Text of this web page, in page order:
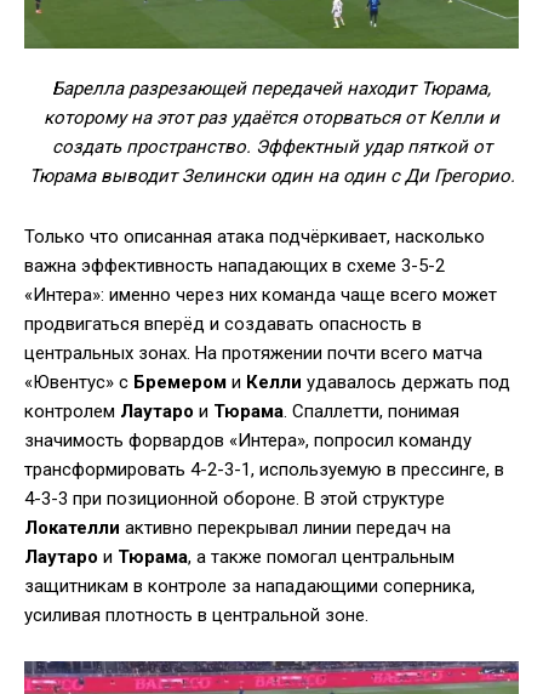
Барелла разрезающей передачей находит Тюрама,
которому на этот раз удаётся оторваться от Келли и
создать пространство. Эффектный удар пяткой от
Тюрама выводит Зелински один на один с Ди Грегорио.
Только что описанная атака подчёркивает, насколько
важна эффективность нападающих в схеме 3-5-2
«Интера»: именно через них команда чаще всего может
продвигаться вперёд и создавать опасность в
центральных зонах. На протяжении почти всего матча
«Ювентус» с Бремером и Келли удавалось держать под
контролем Лаутаро и Тюрама. Спаллетти, понимая
значимость форвардов «Интера», попросил команду
трансформировать 4-2-3-1, используемую в прессинге, в
4-3-3 при позиционной обороне. В этой структуре
Локателли активно перекрывал линии передач на
Лаутаро и Тюрама, а также помогал центральным
защитникам в контроле за нападающими соперника,
усиливая плотность в центральной зоне.